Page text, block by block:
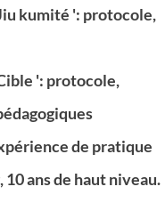
kumité ': protocole,
': protocole,
de pratique
ans de haut niveau.